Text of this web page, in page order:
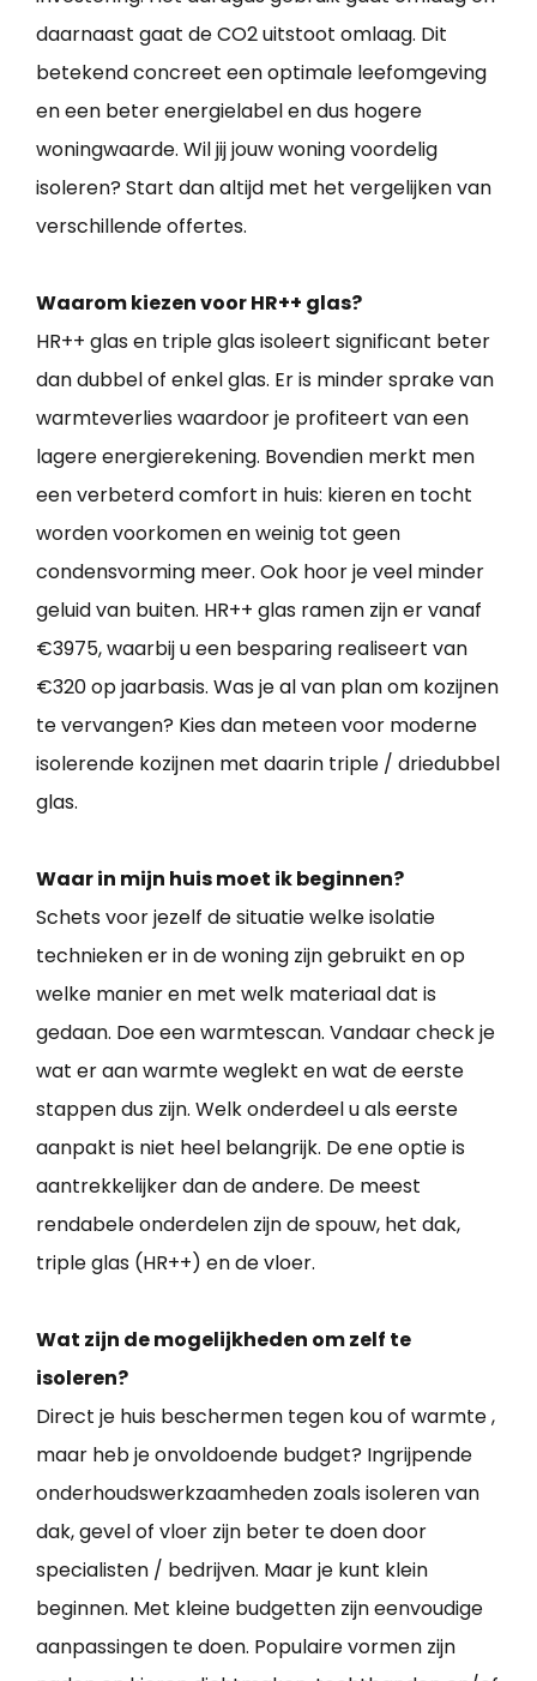
daarnaast gaat de CO2 uitstoot omlaag. Dit
betekend concreet een optimale leefomgeving
en een beter energielabel en dus hogere
woningwaarde. Wil jij jouw woning voordelig
isoleren? Start dan altijd met het vergelijken van
verschillende offertes.
Waarom kiezen voor HR++ glas?
HR++ glas en triple glas isoleert significant beter
dan dubbel of enkel glas. Er is minder sprake van
warmteverlies waardoor je profiteert van een
lagere energierekening. Bovendien merkt men
een verbeterd comfort in huis: kieren en tocht
worden voorkomen en weinig tot geen
condensvorming meer. Ook hoor je veel minder
geluid van buiten. HR++ glas ramen zijn er vanaf
€3975, waarbij u een besparing realiseert van
€320 op jaarbasis. Was je al van plan om kozijnen
te vervangen? Kies dan meteen voor moderne
isolerende kozijnen met daarin triple / driedubbel
glas.
Waar in mijn huis moet ik beginnen?
Schets voor jezelf de situatie welke isolatie
technieken er in de woning zijn gebruikt en op
welke manier en met welk materiaal dat is
gedaan. Doe een warmtescan. Vandaar check je
wat er aan warmte weglekt en wat de eerste
stappen dus zijn. Welk onderdeel u als eerste
aanpakt is niet heel belangrijk. De ene optie is
aantrekkelijker dan de andere. De meest
rendabele onderdelen zijn de spouw, het dak,
triple glas (HR++) en de vloer.
Wat zijn de mogelijkheden om zelf te
isoleren?
Direct je huis beschermen tegen kou of warmte ,
maar heb je onvoldoende budget? Ingrijpende
onderhoudswerkzaamheden zoals isoleren van
dak, gevel of vloer zijn beter te doen door
specialisten / bedrijven. Maar je kunt klein
beginnen. Met kleine budgetten zijn eenvoudige
aanpassingen te doen. Populaire vormen zijn